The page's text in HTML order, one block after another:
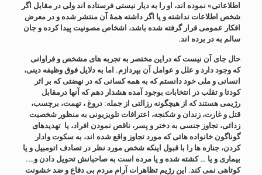
اطلاعاتی» نموده اند، او را به دیار نیستی فرستاده اند ولی در مقابل اگر
شخص اطلاعات نداشته و یا اگر داشته همۀ آن منتشر شده و در معرض
افکار عمومی قرار گرفته شده باشد، اشخاص مصونیت پیدا کرده و جان
سالم به در برده اند.
حال جای آن نیست که دراین مختصر به تجربه های مشخص و فراوانی
که وجود دارد و علل و عوامل آن بپردازم. اما به دلایل فوق وظیفه دینی،
انسانی و ملی خود دانستم که به همه کسانی که در نهضتی که بر اثر
کودتا و تقلب در انتخابات بوجود آمده هشدار دهم که آنها درمقابل
رژیمی هستند که از هیچگونه رزالتی از جمله: دروغ ، تهمت، برچسب،
قتل و غارت، زندان و شکنجه، اعترافات تلویزیونی به منظور شخصیت
زدائی، تجاوز جنسی به دختر و پسر، ناقص نمودن افراد، یا تهدیدهای
گوناگون خانواده هائی که مورد تجاوز واقع شده اند، به سکوت وادار
کردن، جنازه ها را با قبول اینکه شخص مورد نظر در تصادف اتومبیل و یا
بیماری و یا … کشته شده و یا مرده است به صاحبانش تحویل دادن و….
کوتاهی نمی کند. این رژیم تظاهرات آرام مردم بی دفاع و ضد خشونت